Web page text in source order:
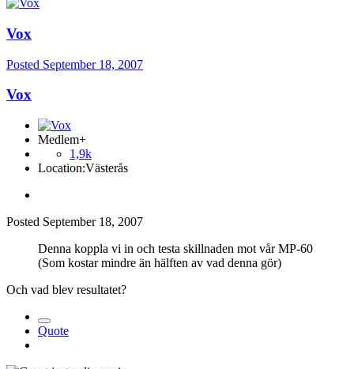
Vox
Posted September 18, 2007
Vox
Medlem+
1,9k
Location:Västerås
Posted September 18, 2007
Denna koppla vi in och testa skillnaden mot vår MP-60
(Som kostar mindre än hälften av vad denna gör)
Och vad blev resultatet?
Quote